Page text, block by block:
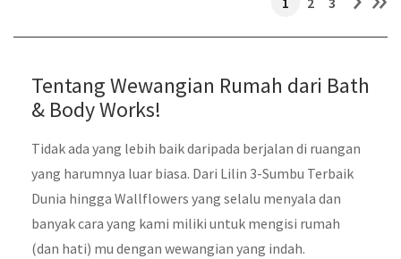
Tentang Wewangian Rumah dari Bath
& Body Works!​
Tidak ada yang lebih baik daripada berjalan di ruangan
yang harumnya luar biasa. Dari Lilin 3-Sumbu Terbaik
Dunia hingga Wallflowers yang selalu menyala dan
banyak cara yang kami miliki untuk mengisi rumah
(dan hati) mu dengan wewangian yang indah.